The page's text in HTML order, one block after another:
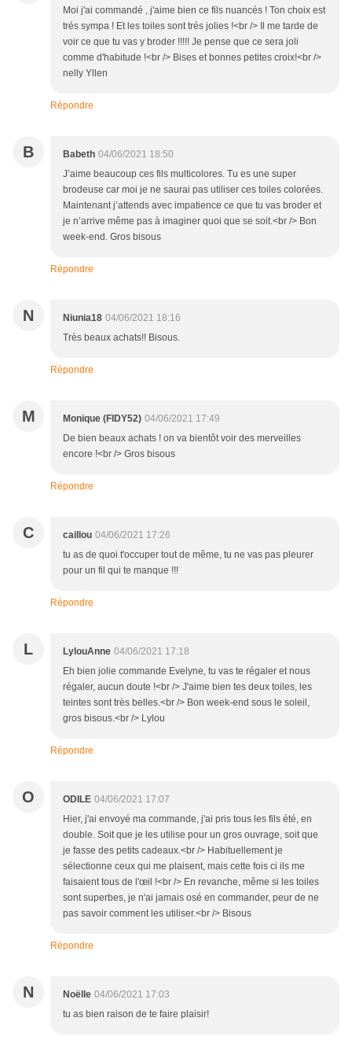
Moi j'ai commandé , j'aime bien ce fils nuancés ! Ton choix est
trés sympa ! Et les toiles sont trés jolies !<br /> Il me tarde de
voir ce que tu vas y broder !!!!! Je pense que ce sera joli
comme d'habitude !<br /> Bises et bonnes petites croix!<br />
nelly Yllen
Répondre
B Babeth 04/06/2021 18:50
J’aime beaucoup ces fils multicolores. Tu es une super
brodeuse car moi je ne saurai pas utiliser ces toiles colorées.
Maintenant j’attends avec impatience ce que tu vas broder et
je n’arrive même pas à imaginer quoi que se soit.<br /> Bon
week-end. Gros bisous
Répondre
N Niunia18 04/06/2021 18:16
Très beaux achats!! Bisous.
Répondre
M Monique (FIDY52) 04/06/2021 17:49
De bien beaux achats ! on va bientôt voir des merveilles
encore !<br /> Gros bisous
Répondre
C caillou 04/06/2021 17:26
tu as de quoi t'occuper tout de même, tu ne vas pas pleurer
pour un fil qui te manque !!!
Répondre
L LylouAnne 04/06/2021 17:18
Eh bien jolie commande Evelyne, tu vas te régaler et nous
régaler, aucun doute !<br /> J'aime bien tes deux toiles, les
teintes sont très belles.<br /> Bon week-end sous le soleil,
gros bisous.<br /> Lylou
Répondre
O ODILE 04/06/2021 17:07
Hier, j'ai envoyé ma commande, j'ai pris tous les fils été, en
double. Soit que je les utilise pour un gros ouvrage, soit que
je fasse des petits cadeaux.<br /> Habituellement je
sélectionne ceux qui me plaisent, mais cette fois ci ils me
faisaient tous de l'œil !<br /> En revanche, même si les toiles
sont superbes, je n'ai jamais osé en commander, peur de ne
pas savoir comment les utiliser.<br /> Bisous
Répondre
N Noëlle 04/06/2021 17:03
tu as bien raison de te faire plaisir!